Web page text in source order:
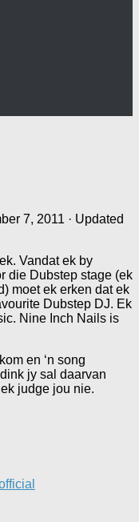
7, 2011 · Updated
Vandat ek by
die Dubstep stage (ek
moet ek erken dat ek
Dubstep DJ. Ek
Nine Inch Nails is
en ‘n song
jy sal daarvan
judge jou nie.